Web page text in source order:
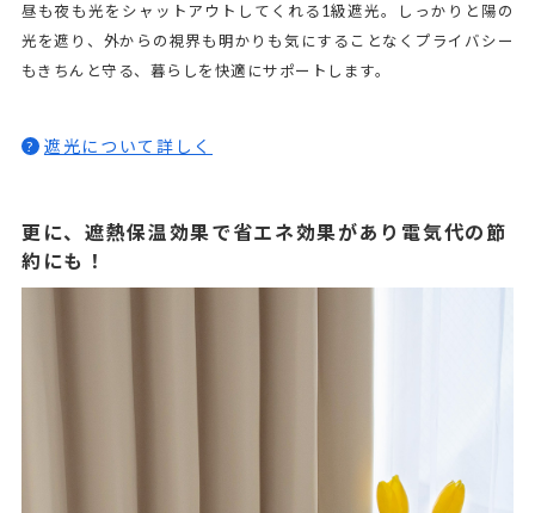
昼も夜も光をシャットアウトしてくれる1級遮光。しっかりと陽の
光を遮り、外からの視界も明かりも気にすることなくプライバシー
もきちんと守る、暮らしを快適にサポートします。
? 遮光について詳しく
更に、遮熱保温効果で省エネ効果があり電気代の節
約にも！